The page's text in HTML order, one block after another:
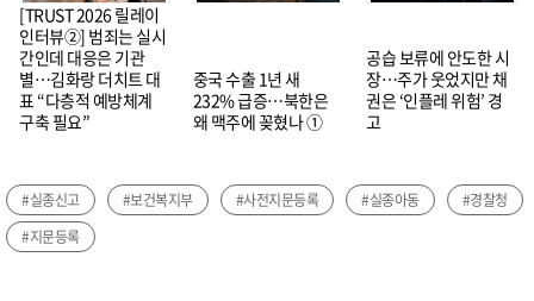
[TRUST 2026 릴레이
인터뷰②] 범죄는 실시
간인데 대응은 기관
별…김화랑 더치트 대
표 “다층적 예방체계
구축 필요”
중국 수출 1년 새
232% 급증…북한은
왜 맥주에 꽂혔나 ①
공습 보류에 안도한 시
장…주가 웃었지만 채
권은 ‘인플레 위험’ 경
고
#실종신고 #보건복지부 #사전지문등록 #실종아동
#경찰청
#지문등록